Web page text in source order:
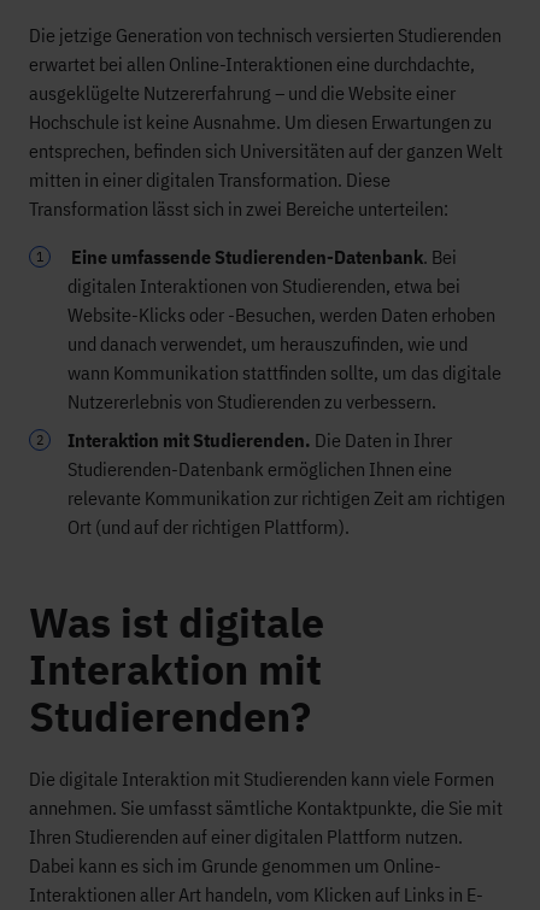
Die jetzige Generation von technisch versierten Studierenden
erwartet bei allen Online-Interaktionen eine durchdachte,
ausgeklügelte Nutzererfahrung – und die Website einer
Hochschule ist keine Ausnahme. Um diesen Erwartungen zu
entsprechen, befinden sich Universitäten auf der ganzen Welt
mitten in einer digitalen Transformation. Diese
Transformation lässt sich in zwei Bereiche unterteilen:
Eine umfassende Studierenden-Datenbank. Bei
digitalen Interaktionen von Studierenden, etwa bei
Website-Klicks oder -Besuchen, werden Daten erhoben
und danach verwendet, um herauszufinden, wie und
wann Kommunikation stattfinden sollte, um das digitale
Nutzererlebnis von Studierenden zu verbessern.
Interaktion mit Studierenden. Die Daten in Ihrer
Studierenden-Datenbank ermöglichen Ihnen eine
relevante Kommunikation zur richtigen Zeit am richtigen
Ort (und auf der richtigen Plattform).
Was ist digitale
Interaktion mit
Studierenden?
Die digitale Interaktion mit Studierenden kann viele Formen
annehmen. Sie umfasst sämtliche Kontaktpunkte, die Sie mit
Ihren Studierenden auf einer digitalen Plattform nutzen.
Dabei kann es sich im Grunde genommen um Online-
Interaktionen aller Art handeln, vom Klicken auf Links in E-